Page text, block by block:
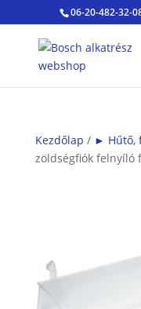
06-20-482-32-
Kezdőlap / ► Hűtő,
zöldségfiók felnyíló